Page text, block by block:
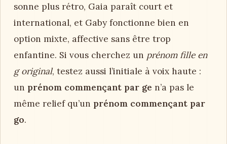
sonne plus rétro, Gaia paraît court et
international, et Gaby fonctionne bien en
option mixte, affective sans être trop
enfantine. Si vous cherchez un prénom fille en
g original, testez aussi l’initiale à voix haute :
un prénom commençant par ge n’a pas le
même relief qu’un prénom commençant par
go.